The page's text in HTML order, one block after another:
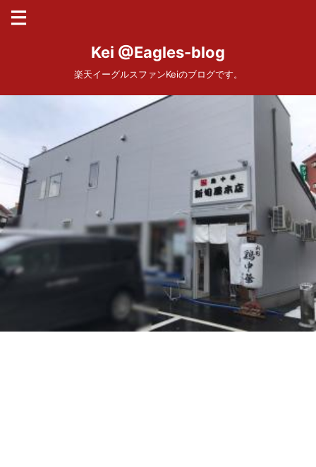
Kei @Eagles-blog
楽天イーグルスファンKeiのブログです。